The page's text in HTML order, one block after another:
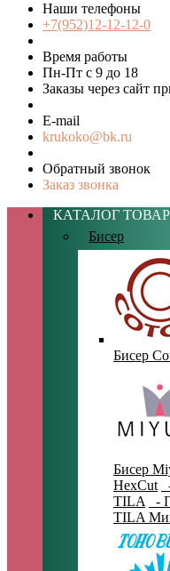
Наши телефоны
+7(952)12-12-12-0
Время работы
Пн-Пт с 9 до 18
Заказы через сайт
E-mail
krukoko@bk.ru
Обратный звонок
Заказ звонка
КАТАЛОГ
Бисер
Бисер
Бисер
HexCut
TILA
-
TILA